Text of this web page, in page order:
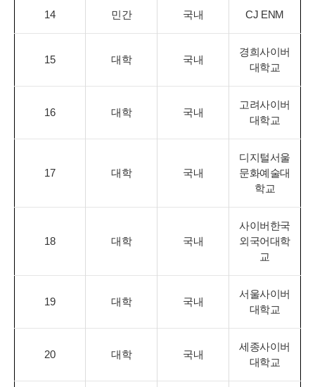
14 민간 국내 CJ ENM
15 대학 국내
경희사이버
대학교
16 대학 국내
고려사이버
대학교
17 대학 국내
디지털서울
문화예술대
학교
18 대학 국내
사이버한국
외국어대학
교
19 대학 국내
서울사이버
대학교
20 대학 국내
세종사이버
대학교